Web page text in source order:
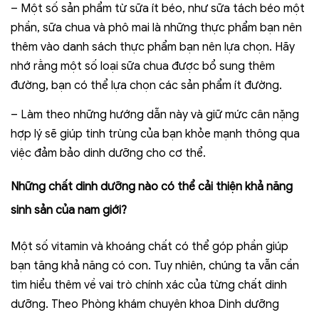
– Một số sản phẩm từ sữa ít béo, như sữa tách béo một
phần, sữa chua và phô mai là những thực phẩm bạn nên
thêm vào danh sách thực phẩm bạn nên lựa chọn. Hãy
nhớ rằng một số loại sữa chua được bổ sung thêm
đường, bạn có thể lựa chọn các sản phẩm ít đường.
– Làm theo những hướng dẫn này và giữ mức cân nặng
hợp lý sẽ giúp tinh trùng của bạn khỏe mạnh thông qua
việc đảm bảo dinh dưỡng cho cơ thể.
Những chất dinh dưỡng nào có thể cải thiện khả năng
sinh sản của nam giới?
Một số vitamin và khoáng chất có thể góp phần giúp
bạn tăng khả năng có con. Tuy nhiên, chúng ta vẫn cần
tìm hiểu thêm về vai trò chính xác của từng chất dinh
dưỡng. Theo Phòng khám chuyên khoa Dinh dưỡng